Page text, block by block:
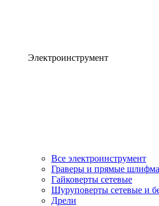
Электроинструмент
Все электроинструмент
Граверы и прямые
Гайковерты сетевые
Шуруповерты сетевые и
Дрели